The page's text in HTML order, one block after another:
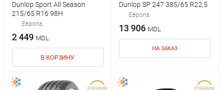
Dunlop Sport All Season
215/65 R16 98H
Европа
2 449 MDL
В КОРЗИНУ
Dunlop SP 247 385/65 R22,5
Европа
13 906 MDL
НА ЗАКАЗ